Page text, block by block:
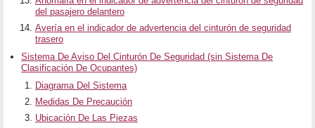
del pasajero delantero
Avería en el indicador de advertencia del cinturón de seguridad
trasero
Sistema De Aviso Del Cinturón De Seguridad (sin Sistema De
Clasificación De Ocupantes)
Diagrama Del Sistema
Medidas De Precaución
Ubicación De Las Piezas